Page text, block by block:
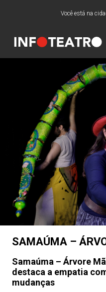
Você está na
SAMAÚMA –
Samaúma – Árvore
destaca a empatia
mudanças